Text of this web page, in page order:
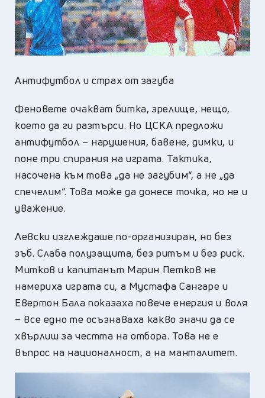
Антифутбол и страх от загуба
Феновете очакват битка, зрелище, нещо,
което да ги разтърси. Но ЦСКА предложи
антифутбол – нарушения, бавене, димки, и
поне три спирания на играта. Тактика,
насочена към това „да не загубим“, а не „да
спечелим“. Това може да донесе точка, но не и
уважение.
Левски изглеждаше по-организиран, но без
зъб. Слаба полузащита, без ритъм и без риск.
Митков и капитанът Марин Петков не
намериха играта си, а Мустафа Сангаре и
Евертон Бала показаха повече енергия и воля
– все едно те осъзнаваха какво значи да се
хвърлиш за честта на отбора. Това не е
въпрос на националност, а на манталитет.